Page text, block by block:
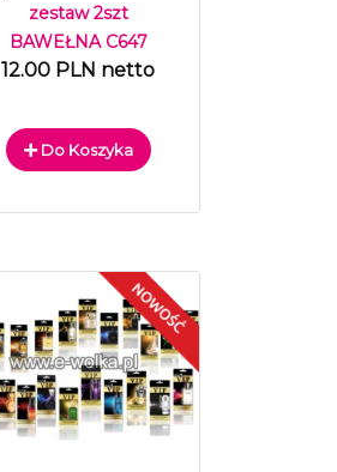
zestaw 2szt
BAWEŁNA C647
12.00 PLN netto
Do Koszyka